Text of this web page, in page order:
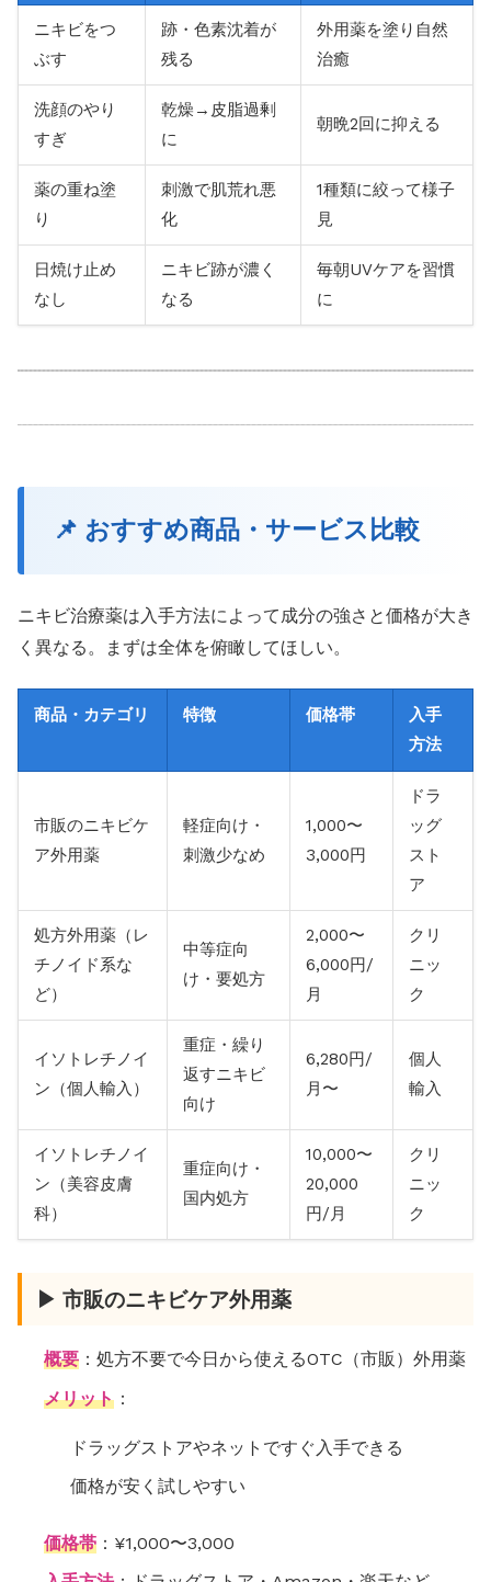
ニキビをつ
ぶす
跡・色素沈着が
残る
外用薬を塗り自然
治癒
洗顔のやり
すぎ
乾燥→皮脂過剰
に
朝晩2回に抑える
薬の重ね塗
り
刺激で肌荒れ悪
化
1種類に絞って様子
見
日焼け止め
なし
ニキビ跡が濃く
なる
毎朝UVケアを習慣
に
📌 おすすめ商品・サービス比較
ニキビ治療薬は入手方法によって成分の強さと価格が大き
く異なる。まずは全体を俯瞰してほしい。
商品・カテゴリ 特徴 価格帯
入手
方法
市販のニキビケ
ア外用薬
軽症向け・
刺激少なめ
1,000〜
3,000円
ドラ
ッグ
スト
ア
処方外用薬（レ
チノイド系な
ど）
中等症向
け・要処方
2,000〜
6,000円/
月
クリ
ニッ
ク
イソトレチノイ
ン（個人輸入）
重症・繰り
返すニキビ
向け
6,280円/
月〜
個人
輸入
イソトレチノイ
ン（美容皮膚
科）
重症向け・
国内処方
10,000〜
20,000
円/月
クリ
ニッ
ク
▶ 市販のニキビケア外用薬
概要 ：処方不要で今日から使えるOTC（市販）外用薬
メリット ：
ドラッグストアやネットですぐ入手できる
価格が安く試しやすい
価格帯 ：¥1,000〜3,000